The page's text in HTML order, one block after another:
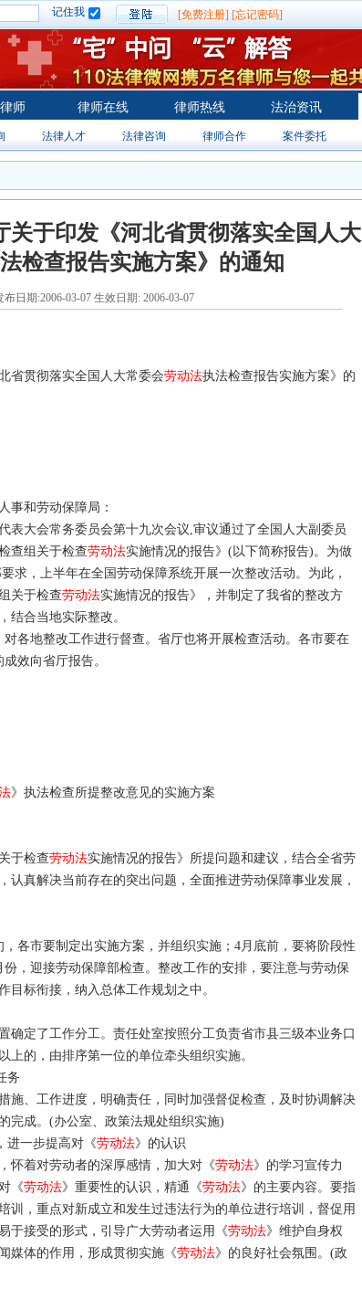
记住我 [免费注册] [忘记密码]
师 律师在线 律师热线 法治资讯
法律人才 法律咨询 律师合作 案件委托
关于印发《河北省贯彻落实全国人大
检查报告实施方案》的通知
日期:2006-03-07 生效日期: 2006-03-07
省贯彻落实全国人大常委会劳动法执法检查报告实施方案》的
事和劳动保障局：
大会常务委员会第十九次会议,审议通过了全国人大副委员
查组关于检查劳动法实施情况的报告》(以下简称报告)。为做
求，上半年在全国劳动保障系统开展一次整改活动。为此，
关于检查劳动法实施情况的报告》，并制定了我省的整改方
结合当地实际整改。
地整改工作进行督查。省厅也将开展检查活动。各市要在
效向省厅报告。
》执法检查所提整改意见的实施方案
于检查劳动法实施情况的报告》所提问题和建议，结合全省劳
认真解决当前存在的突出问题，全面推进劳动保障事业发展，
市要制定出实施方案，并组织实施；4月底前，要将阶段性
，迎接劳动保障部检查。整改工作的安排，要注意与劳动保
目标衔接，纳入总体工作规划之中。
定了工作分工。责任处室按照分工负责省市县三级本业务口
上的，由排序第一位的单位牵头组织实施。
务
、工作进度，明确责任，同时加强督促检查，及时协调解决
完成。(办公室、政策法规处组织实施)
进一步提高对《劳动法》的认识
着对劳动者的深厚感情，加大对《劳动法》的学习宣传力
《劳动法》重要性的认识，精通《劳动法》的主要内容。要指
训，重点对新成立和发生过违法行为的单位进行培训，督促用
于接受的形式，引导广大劳动者运用《劳动法》维护自身权
媒体的作用，形成贯彻实施《劳动法》的良好社会氛围。(政